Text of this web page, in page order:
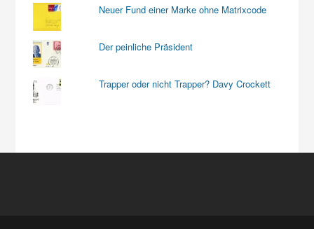
Neuer Fund einer Marke ohne Matrixcode
Der peinliche Präsident
Trapper oder nicht Trapper? Davy Crockett